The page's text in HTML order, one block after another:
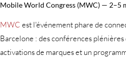
Mobile World Congress (MWC) — 2–5
MWC est l'événement phare de
Barcelone : des conférences
activations de marques et un